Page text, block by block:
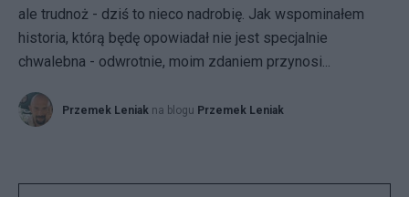
ale trudnoż - dziś to nieco nadrobię. Jak wspominałem
historia, którą będę opowiadał nie jest specjalnie
chwalebna - odwrotnie, moim zdaniem przynosi...
Przemek Leniak na blogu Przemek Leniak